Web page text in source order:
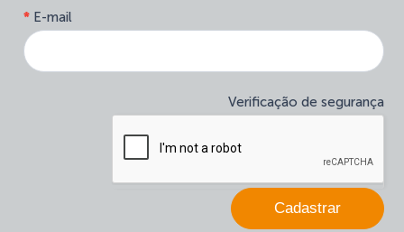
site-
newsletter
E-mail
*
Verificação de segurança
Cadastrar
você
é
humano,
este
campo
branco.